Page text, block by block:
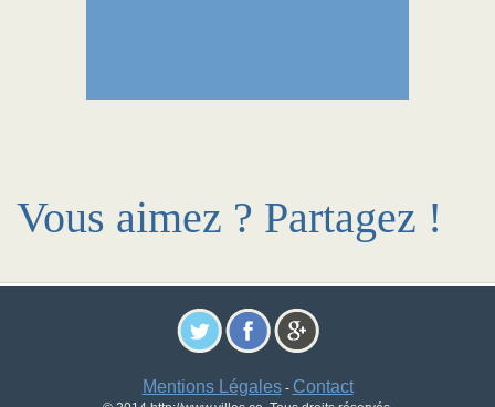
Vous aimez ? Partagez !
Mentions Légales- Contact